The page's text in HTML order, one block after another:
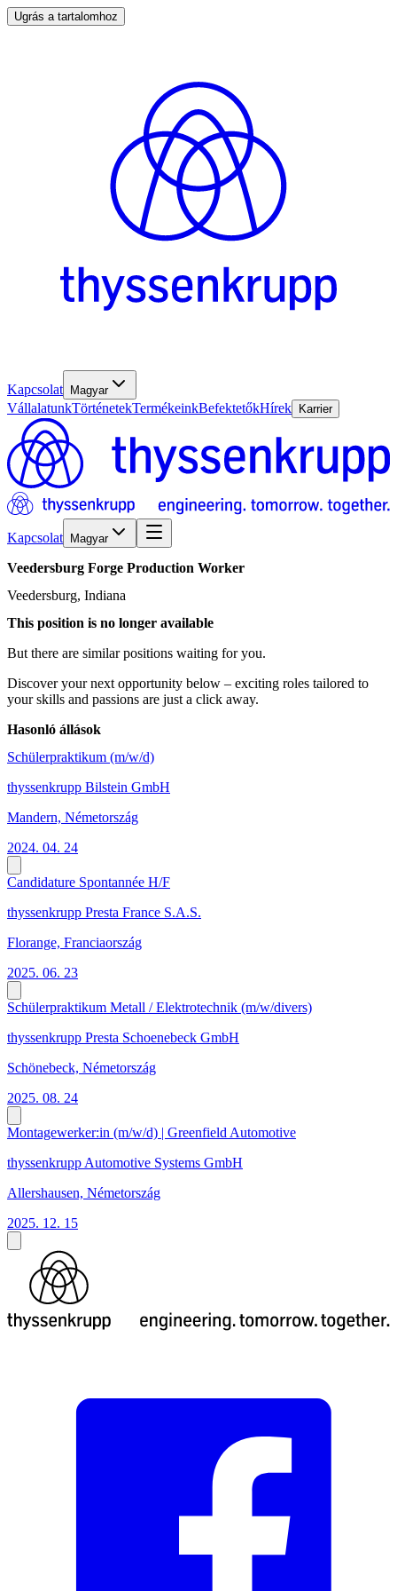
Ugrás a tartalomhoz
Kapcsolat Magyar
VállalatunkTörténetekTermékeinkBefektetőkHírek Karrier
Kapcsolat Magyar
Veedersburg Forge Production Worker
Veedersburg, Indiana
This position is no longer available
But there are similar positions waiting for you.
Discover your next opportunity below – exciting roles tailored to
your skills and passions are just a click away.
Hasonló állások
Schülerpraktikum (m/w/d)
thyssenkrupp Bilstein GmbH
Mandern, Németország
2024. 04. 24
Candidature Spontannée H/F
thyssenkrupp Presta France S.A.S.
Florange, Franciaország
2025. 06. 23
Schülerpraktikum Metall / Elektrotechnik (m/w/divers)
thyssenkrupp Presta Schoenebeck GmbH
Schönebeck, Németország
2025. 08. 24
Montagewerker:in (m/w/d) | Greenfield Automotive
thyssenkrupp Automotive Systems GmbH
Allershausen, Németország
2025. 12. 15